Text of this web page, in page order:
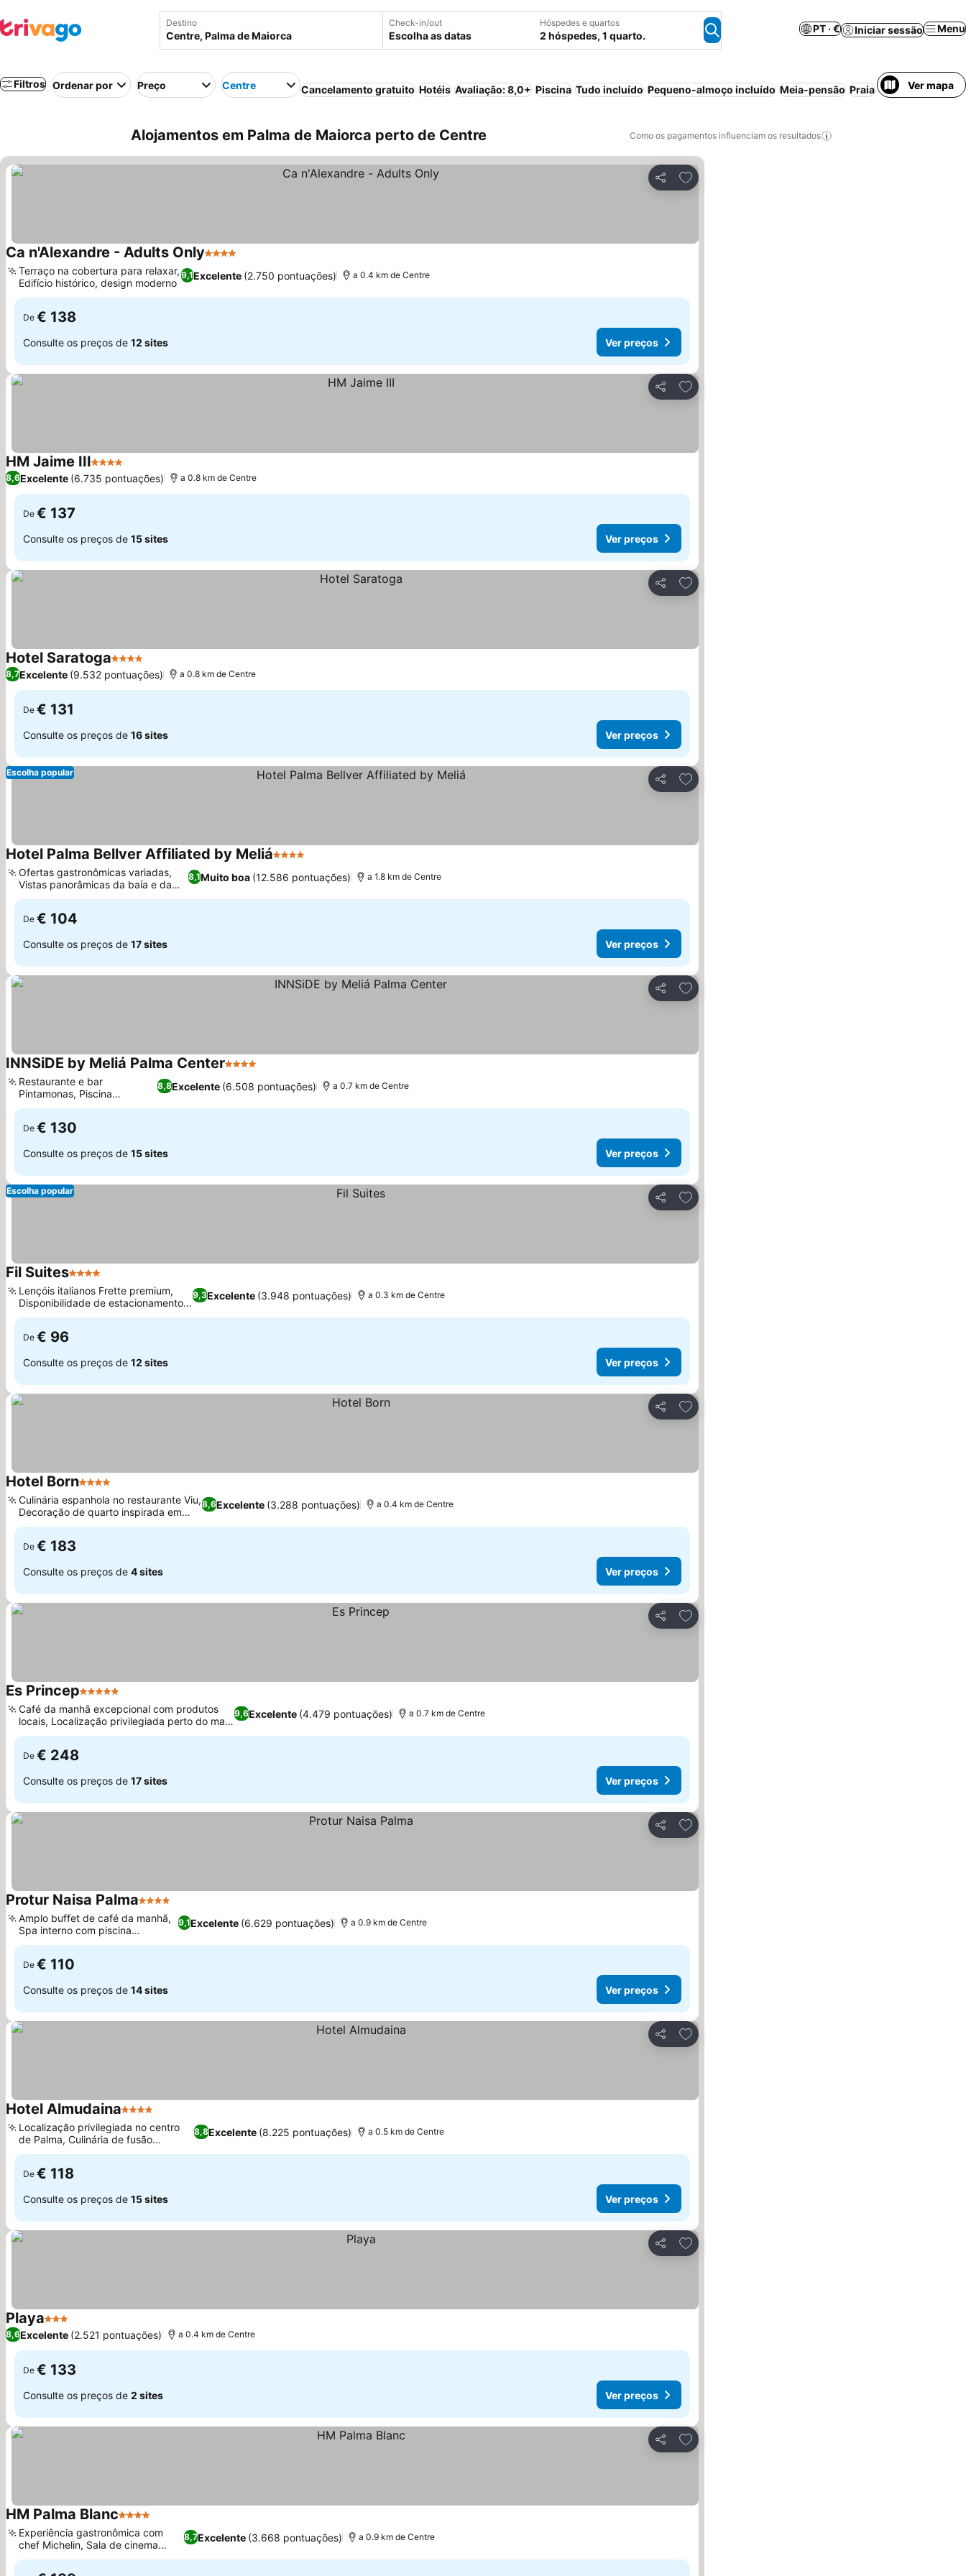
Destino Check-in/out
Escolha as datas
Hóspedes e quartos
2 hóspedes, 1 quarto.
PT · € Iniciar sessão Menu
Filtros Ordenar por Preço Centre Cancelamento gratuito Hotéis Avaliação: 8,0+ Piscina Tudo incluído Pequeno-almoço incluído Meia-pensão Praia AparthotelVer mapa
Alojamentos em Palma de Maiorca perto de Centre Como os pagamentos influenciam os resultados
Partilhar
Adicionar aos favoritos
Ca n'Alexandre - Adults Only4 Estrelas
9,1Excelente (2.750 pontuações)
Terraço na cobertura para relaxar,
Edifício histórico, design moderno
a 0.4 km de Centre
De € 138
Consulte os preços de 12 sites Ver preços
Partilhar
Adicionar aos favoritos
HM Jaime III4 Estrelas
8,6Excelente (6.735 pontuações) a 0.8 km de Centre
De € 137
Consulte os preços de 15 sites Ver preços
Partilhar
Adicionar aos favoritos
Hotel Saratoga4 Estrelas
8,7Excelente (9.532 pontuações) a 0.8 km de Centre
De € 131
Consulte os preços de 16 sites Ver preços
Partilhar
Adicionar aos favoritos
Escolha popular
Hotel Palma Bellver Affiliated by Meliá4 Estrelas
8,1Muito boa (12.586 pontuações)
Ofertas gastronômicas variadas,
Vistas panorâmicas da baía e da
catedral
a 1.8 km de Centre
De € 104
Consulte os preços de 17 sites Ver preços
Partilhar
Adicionar aos favoritos
INNSiDE by Meliá Palma Center4 Estrelas
8,8Excelente (6.508 pontuações)
Restaurante e bar
Pintamonas, Piscina
aquecida no spa
a 0.7 km de Centre
De € 130
Consulte os preços de 15 sites Ver preços
Partilhar
Adicionar aos favoritos
Escolha popular
Fil Suites4 Estrelas
9,3Excelente (3.948 pontuações)
Lençóis italianos Frette premium,
Disponibilidade de estacionamento
no local
a 0.3 km de Centre
De € 96
Consulte os preços de 12 sites Ver preços
Partilhar
Adicionar aos favoritos
Hotel Born4 Estrelas
8,6Excelente (3.288 pontuações)
Culinária espanhola no restaurante Viu,
Decoração de quarto inspirada em
Maiorca
a 0.4 km de Centre
De € 183
Consulte os preços de 4 sites Ver preços
Partilhar
Adicionar aos favoritos
Es Princep5 Estrelas
9,6Excelente (4.479 pontuações)
Café da manhã excepcional com produtos
locais, Localização privilegiada perto do mar
e da cidade antiga
a 0.7 km de Centre
De € 248
Consulte os preços de 17 sites Ver preços
Partilhar
Adicionar aos favoritos
Protur Naisa Palma4 Estrelas
9,1Excelente (6.629 pontuações)
Amplo buffet de café da manhã,
Spa interno com piscina
aquecida
a 0.9 km de Centre
De € 110
Consulte os preços de 14 sites Ver preços
Partilhar
Adicionar aos favoritos
Hotel Almudaina4 Estrelas
8,8Excelente (8.225 pontuações)
Localização privilegiada no centro
de Palma, Culinária de fusão
mediterrânea
a 0.5 km de Centre
De € 118
Consulte os preços de 15 sites Ver preços
Partilhar
Adicionar aos favoritos
Playa3 Estrelas
8,6Excelente (2.521 pontuações) a 0.4 km de Centre
De € 133
Consulte os preços de 2 sites Ver preços
Partilhar
Adicionar aos favoritos
HM Palma Blanc4 Estrelas
8,7Excelente (3.668 pontuações)
Experiência gastronômica com
chef Michelin, Sala de cinema
exclusiva
a 0.9 km de Centre